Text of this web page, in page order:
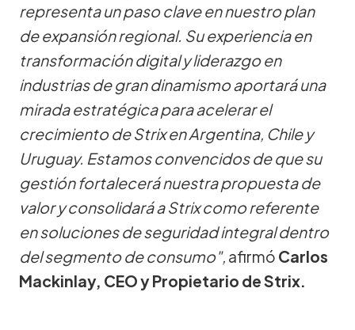
representa un paso clave en nuestro plan
de expansión regional. Su experiencia en
transformación digital y liderazgo en
industrias de gran dinamismo aportará una
mirada estratégica para acelerar el
crecimiento de Strix en Argentina, Chile y
Uruguay. Estamos convencidos de que su
gestión fortalecerá nuestra propuesta de
valor y consolidará a Strix como referente
en soluciones de seguridad integral dentro
del segmento de consumo", afirmó Carlos
Mackinlay, CEO y Propietario de Strix.